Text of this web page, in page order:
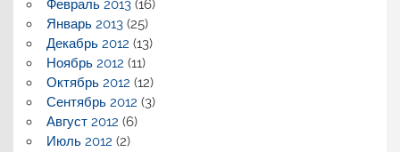
Февраль 2013(16)
Январь 2013(25)
Декабрь 2012 (13)
Ноябрь 2012 (11)
Октябрь 2012 (12)
Сентябрь 2012 (3)
Август 2012 (6)
Июль 2012 (2)